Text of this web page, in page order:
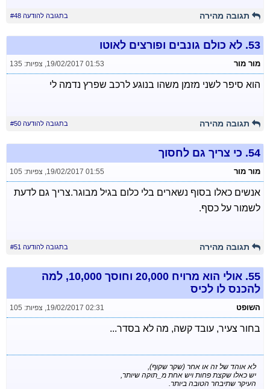
תגובה מהירה בתגובה להודעה #48
53. לא כולם גונבים ופורצים לאוטו
מור מור 19/02/2017 01:53
, צפיות: 135
הוא סיפר לשני מזמן משהו בנוגע לרכב שפרץ נדמה לי
תגובה מהירה בתגובה להודעה #50
54. כי צריך גם לחסוך
מור מור 19/02/2017 01:55
, צפיות: 105
אנשים כאלו בסוף נשארים בלי כלום בגיל מבוגר.צריך גם לדעת
לשמור על כסף.
תגובה מהירה בתגובה להודעה #51
55.
אולי הוא מרויח 20,000 וחוסך 10,000, למה
להכנס לו לכיס
השופט 19/02/2017 02:31
, צפיות: 105
בחור צעיר, עובד קשה, מה לא בסדר...
לא אוהד של זה או אחר (שקר שקוף),
יש כאלו שקצת פחות ויש אחת מ_תוקה שיותר,
העיקר שתיבחר הטובה ביותר.